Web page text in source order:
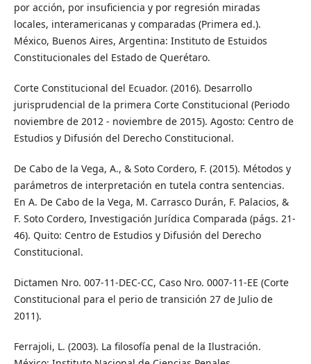
por acción, por insuficiencia y por regresión miradas
locales, interamericanas y comparadas (Primera ed.).
México, Buenos Aires, Argentina: Instituto de Estuidos
Constitucionales del Estado de Querétaro.
Corte Constitucional del Ecuador. (2016). Desarrollo
jurisprudencial de la primera Corte Constitucional (Periodo
noviembre de 2012 - noviembre de 2015). Agosto: Centro de
Estudios y Difusión del Derecho Constitucional.
De Cabo de la Vega, A., & Soto Cordero, F. (2015). Métodos y
parámetros de interpretación en tutela contra sentencias.
En A. De Cabo de la Vega, M. Carrasco Durán, F. Palacios, &
F. Soto Cordero, Investigación Jurídica Comparada (págs. 21-
46). Quito: Centro de Estudios y Difusión del Derecho
Constitucional.
Dictamen Nro. 007-11-DEC-CC, Caso Nro. 0007-11-EE (Corte
Constitucional para el perio de transición 27 de Julio de
2011).
Ferrajoli, L. (2003). La filosofía penal de la Ilustración.